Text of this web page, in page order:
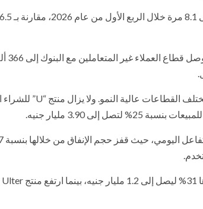
إلى 3.90 مليار جنيه.